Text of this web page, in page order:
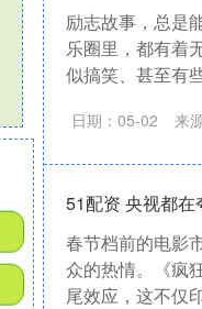
励志故事，总是
乐圈里，都有着
似搞笑、甚至有
日期：05-02 来
51配资 央视都
春节档前的电影
众的热情。《疯
尾效应，这不仅